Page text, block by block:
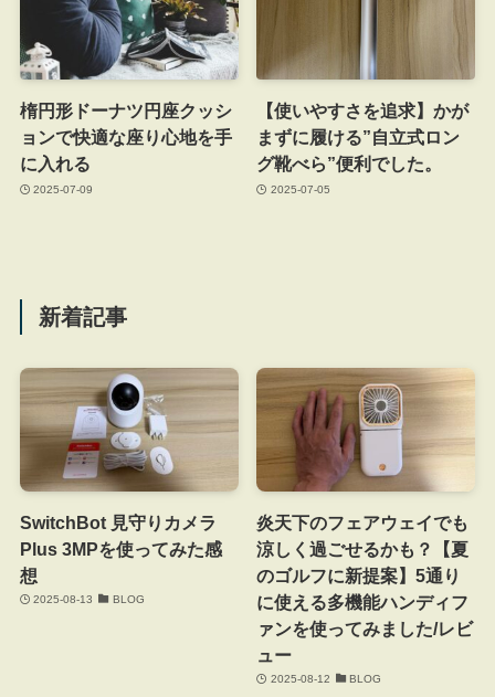
楕円形ドーナツ円座クッシ
ョンで快適な座り心地を手
に入れる
2025-07-09
【使いやすさを追求】かが
まずに履ける”自立式ロン
グ靴べら”便利でした。
2025-07-05
新着記事
SwitchBot 見守りカメラ
Plus 3MPを使ってみた感
想
2025-08-13 BLOG
炎天下のフェアウェイでも
涼しく過ごせるかも？【夏
のゴルフに新提案】5通り
に使える多機能ハンディフ
ァンを使ってみました/レビ
ュー
2025-08-12 BLOG